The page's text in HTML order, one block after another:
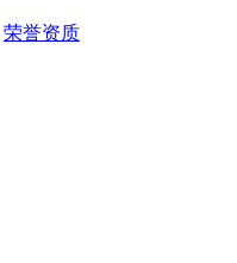
荣誉资质